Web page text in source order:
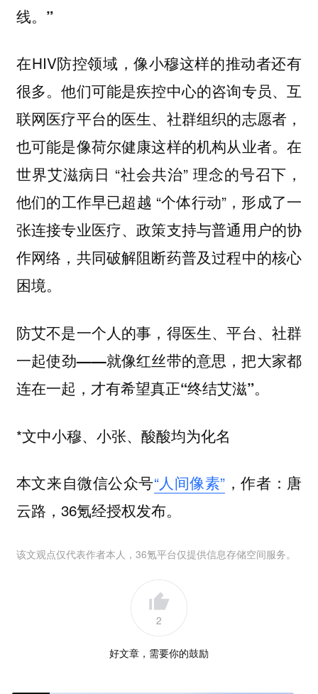
线。”
在HIV防控领域，像小穆这样的推动者还有
很多。他们可能是疾控中心的咨询专员、互
联网医疗平台的医生、社群组织的志愿者，
也可能是像荷尔健康这样的机构从业者。在
世界艾滋病日 “社会共治” 理念的号召下，
他们的工作早已超越 “个体行动”，形成了一
张连接专业医疗、政策支持与普通用户的协
作网络，共同破解阻断药普及过程中的核心
困境。
防艾不是一个人的事，得医生、平台、社群
一起使劲——就像红丝带的意思，把大家都
连在一起，才有希望真正“终结艾滋”。
*文中小穆、小张、酸酸均为化名
本文来自微信公众号“人间像素” ，作者：唐
云路，36氪经授权发布。
该文观点仅代表作者本人，36氪平台仅提供信息存储空间服务。
2
好文章，需要你的鼓励